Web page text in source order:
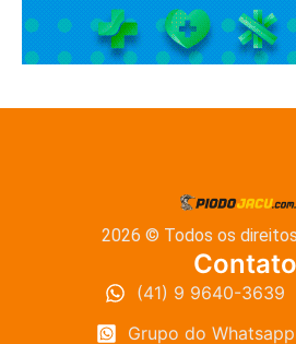
2026 © Todos os
Contato
(41) 9 9640-3639
Grupo do Whatsapp